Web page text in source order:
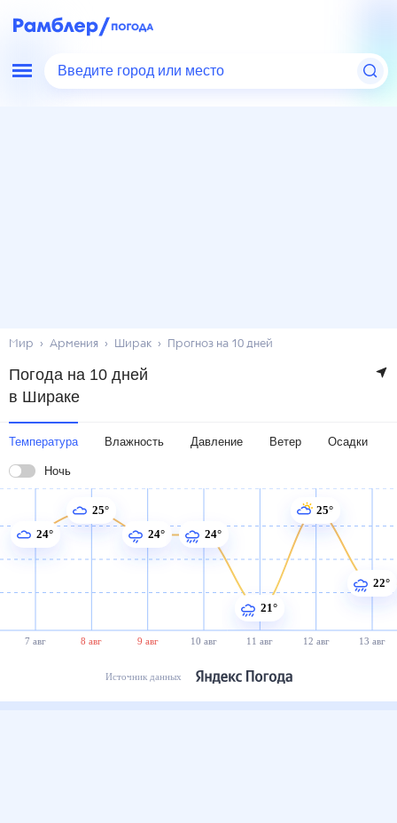
Введите город или место
Мир Армения Ширак Прогноз на 10 дней
Погода на 10 дней
в Шираке
Температура Влажность Давление Ветер Осадки
Ночь
7 авг 8 авг 9 авг 10 авг 11 авг 12 авг 13 авг
24°
25°
24°
24°
21°
25°
22°
Источник данных